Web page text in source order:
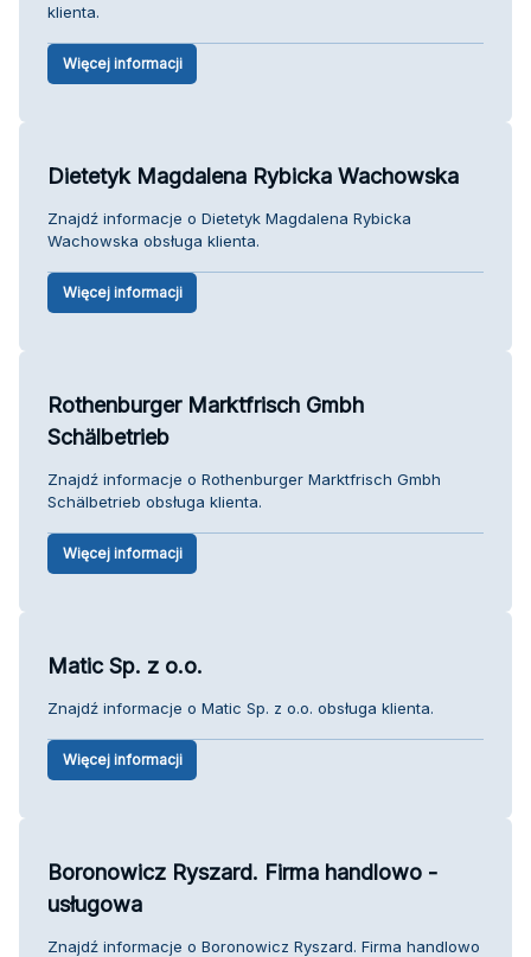
klienta.
Więcej informacji
Dietetyk Magdalena Rybicka Wachowska
Znajdź informacje o Dietetyk Magdalena Rybicka
Wachowska obsługa klienta.
Więcej informacji
Rothenburger Marktfrisch Gmbh
Schälbetrieb
Znajdź informacje o Rothenburger Marktfrisch Gmbh
Schälbetrieb obsługa klienta.
Więcej informacji
Matic Sp. z o.o.
Znajdź informacje o Matic Sp. z o.o. obsługa klienta.
Więcej informacji
Boronowicz Ryszard. Firma handlowo -
usługowa
Znajdź informacje o Boronowicz Ryszard. Firma handlowo